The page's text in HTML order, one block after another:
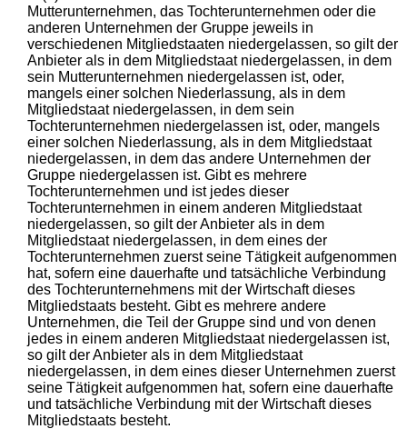
Mutterunternehmen, das Tochterunternehmen oder die
anderen Unternehmen der Gruppe jeweils in
verschiedenen Mitgliedstaaten niedergelassen, so gilt der
Anbieter als in dem Mitgliedstaat niedergelassen, in dem
sein Mutterunternehmen niedergelassen ist, oder,
mangels einer solchen Niederlassung, als in dem
Mitgliedstaat niedergelassen, in dem sein
Tochterunternehmen niedergelassen ist, oder, mangels
einer solchen Niederlassung, als in dem Mitgliedstaat
niedergelassen, in dem das andere Unternehmen der
Gruppe niedergelassen ist. Gibt es mehrere
Tochterunternehmen und ist jedes dieser
Tochterunternehmen in einem anderen Mitgliedstaat
niedergelassen, so gilt der Anbieter als in dem
Mitgliedstaat niedergelassen, in dem eines der
Tochterunternehmen zuerst seine Tätigkeit aufgenommen
hat, sofern eine dauerhafte und tatsächliche Verbindung
des Tochterunternehmens mit der Wirtschaft dieses
Mitgliedstaats besteht. Gibt es mehrere andere
Unternehmen, die Teil der Gruppe sind und von denen
jedes in einem anderen Mitgliedstaat niedergelassen ist,
so gilt der Anbieter als in dem Mitgliedstaat
niedergelassen, in dem eines dieser Unternehmen zuerst
seine Tätigkeit aufgenommen hat, sofern eine dauerhafte
und tatsächliche Verbindung mit der Wirtschaft dieses
Mitgliedstaats besteht.